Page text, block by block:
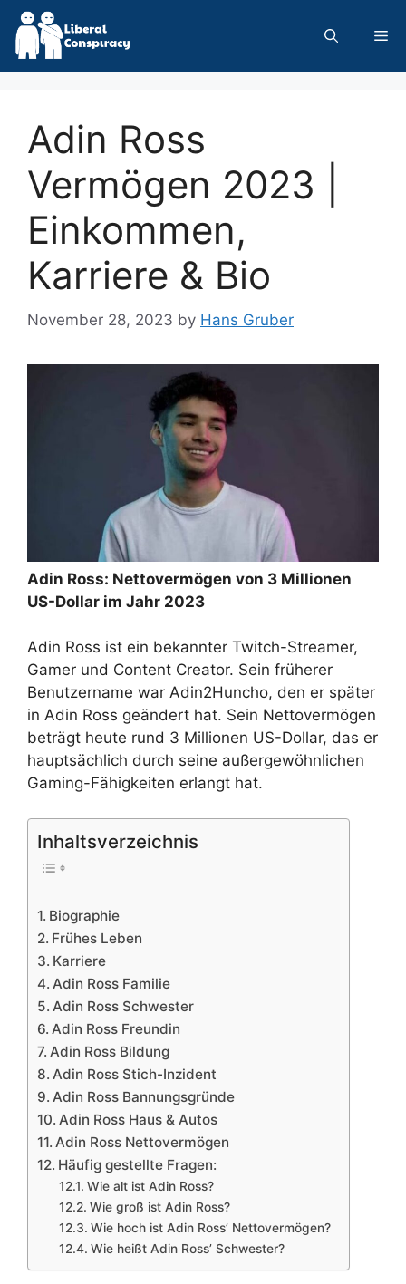
Skip
content
Adin Ross
Vermögen 2023 |
Einkommen,
Karriere & Bio
November 28, 2023 by Hans Gruber
Adin Ross: Nettovermögen von 3 Millionen
US-Dollar im Jahr 2023
Adin Ross ist ein bekannter Twitch-Streamer,
Gamer und Content Creator. Sein früherer
Benutzername war Adin2Huncho, den er später
in Adin Ross geändert hat. Sein Nettovermögen
beträgt heute rund 3 Millionen US-Dollar, das er
hauptsächlich durch seine außergewöhnlichen
Gaming-Fähigkeiten erlangt hat.
Inhaltsverzeichnis
Biographie
Frühes Leben
Karriere
Adin Ross Familie
Adin Ross Schwester
Adin Ross Freundin
Adin Ross Bildung
Adin Ross Stich-Inzident
Adin Ross Bannungsgründe
Adin Ross Haus & Autos
Adin Ross Nettovermögen
Häufig gestellte Fragen:
Wie alt ist Adin Ross?
Wie groß ist Adin Ross?
Wie hoch ist Adin Ross’ Nettovermögen?
Wie heißt Adin Ross’ Schwester?